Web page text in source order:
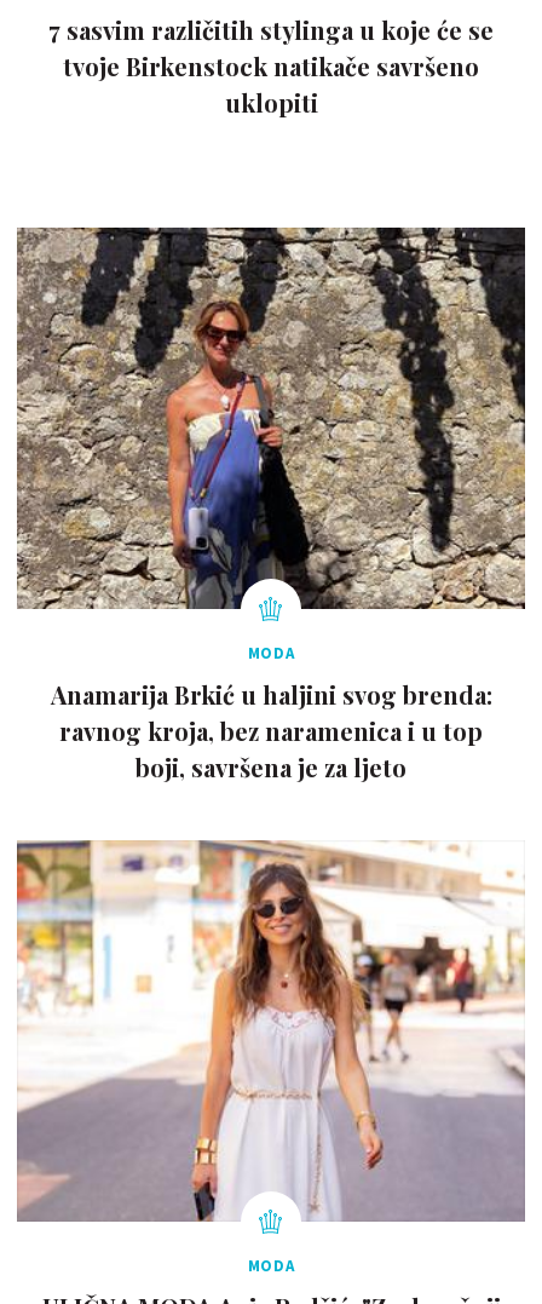
7 sasvim različitih stylinga u koje će se
tvoje Birkenstock natikače savršeno
uklopiti
MODA
Anamarija Brkić u haljini svog brenda:
ravnog kroja, bez naramenica i u top
boji, savršena je za ljeto
MODA